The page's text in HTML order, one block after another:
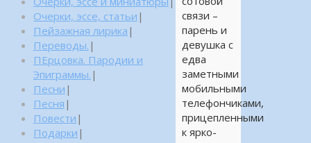
связи –
парень и
девушка с
едва
заметными
мобильными
телефончиками,
прицепленными
к ярко-
Очерки, эссе, статьи |
Пейзажная лирика |
Переводы. |
ПЕрцовка. Пародии и
Эпиграммы. |
Песни |
Песня |
Повести |
Подарки |